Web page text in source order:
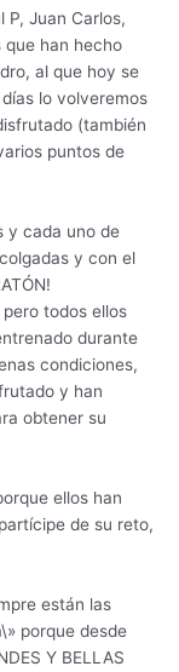
P, Juan Carlos,
que han hecho
al que hoy se
lo volveremos
(también
puntos de
y cada uno de
y con el
todos ellos
durante
condiciones,
y han
obtener su
ellos han
de su reto,
están las
porque desde
Y BELLAS